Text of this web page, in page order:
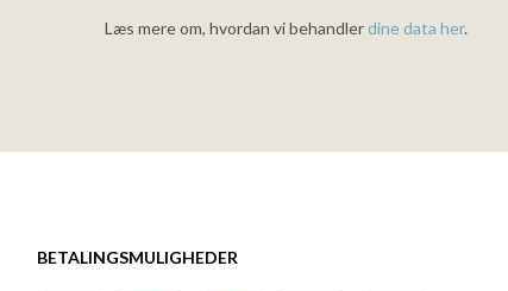
Læs mere om, hvordan vi behandlerdine data her.
BETALINGSMULIGHEDER